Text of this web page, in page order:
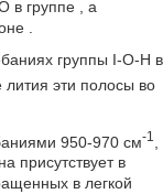
в группе
, а
группы I-O-H в
лития эти полосы во
950-970 см-1
присутствует в
в легкой